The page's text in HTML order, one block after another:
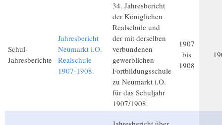
Schul-
Jahresberichte
Jahresbericht
Neumarkt i.O.
Realschule
1907-1908.
34. Jahresbericht
der Königlichen
Realschule und
der mit derselben
verbundenen
gewerblichen
Fortbildungsschule
zu Neumarkt i.O.
für das Schuljahr
1907/1908.
1907
bis
1908